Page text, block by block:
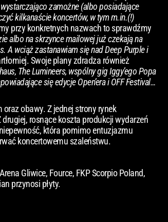
zamożne (albo posiadające
kilkanaście koncertów, w tym m.in.(!)
przy konkretnych nazwach to sprawdźmy
albo na skrzynce mailowej już czekają na
A wciąż zastanawiam się nad Deep Purple i
Swoje plany zdradza również
The Lumineers, wspólny gig Iggy’ego Popa
się edycje Open’era i OFF Festival…
obawy. Z jednej strony rynek
rosnące koszta produkcji wydarzeń
która pomimo entuzjazmu
koncertowemu szaleństwu.
Gliwice, Fource, FKP Scorpio Poland,
przynosi płyty.